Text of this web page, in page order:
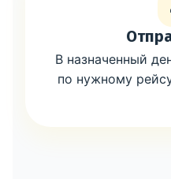
В назначенный
по нужному